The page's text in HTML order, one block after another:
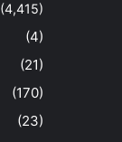
(4,415)
(4)
(21)
(170)
(23)